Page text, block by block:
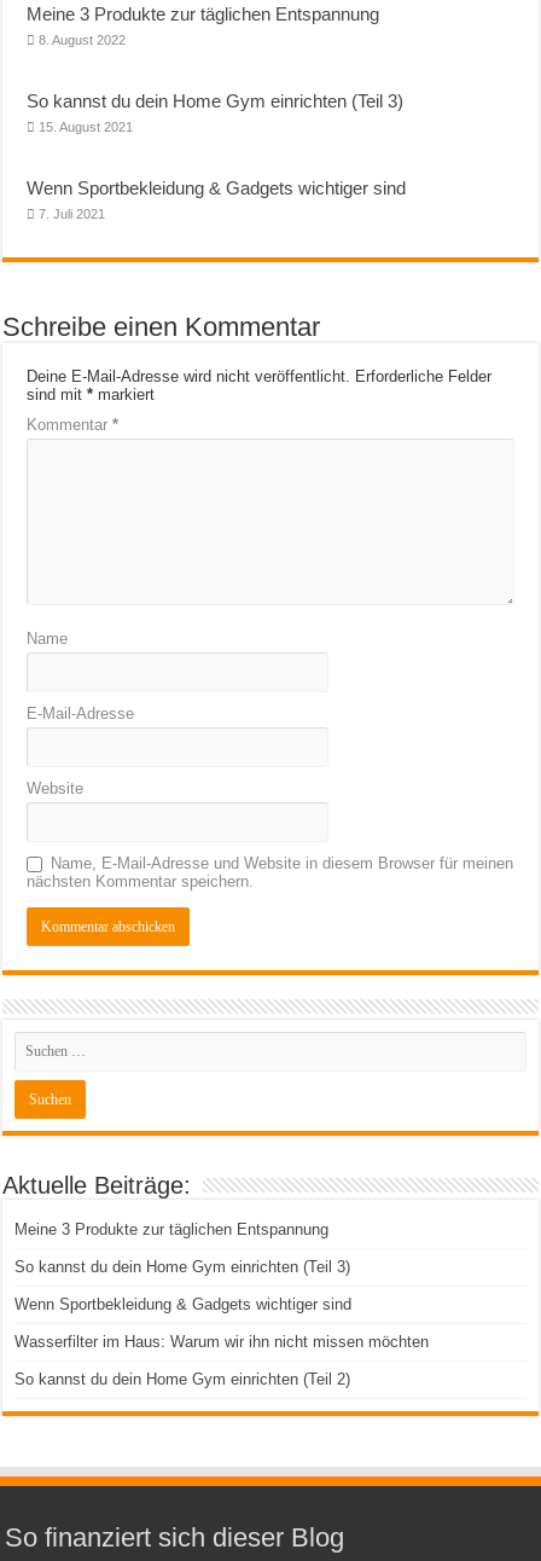
Meine 3 Produkte zur täglichen Entspannung
8. August 2022
So kannst du dein Home Gym einrichten (Teil 3)
15. August 2021
Wenn Sportbekleidung & Gadgets wichtiger sind
7. Juli 2021
Schreibe einen Kommentar
Deine E-Mail-Adresse wird nicht veröffentlicht. Erforderliche Felder
sind mit* markiert
Kommentar*
Name
E-Mail-Adresse
Website
Name, E-Mail-Adresse und Website in diesem Browser für meinen
nächsten Kommentar speichern.
Aktuelle Beiträge:
Meine 3 Produkte zur täglichen Entspannung
So kannst du dein Home Gym einrichten (Teil 3)
Wenn Sportbekleidung & Gadgets wichtiger sind
Wasserfilter im Haus: Warum wir ihn nicht missen möchten
So kannst du dein Home Gym einrichten (Teil 2)
So finanziert sich dieser Blog